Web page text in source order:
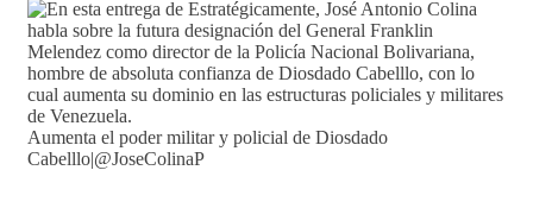
Aumenta el poder militar y policial de Diosdado
Cabelllo|@JoseColinaP